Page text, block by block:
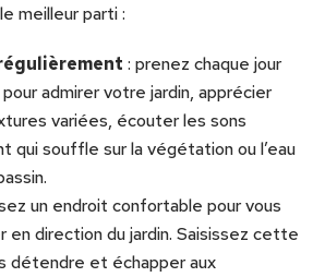
meilleur parti :
: prenez chaque jour
admirer votre jardin, apprécier
variées, écouter les sons
qui souffle sur la végétation ou l’eau
un endroit confortable pour vous
direction du jardin. Saisissez cette
détendre et échapper aux